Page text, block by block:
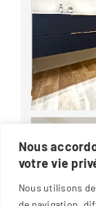
Nous
votre vie
Nous utilisons